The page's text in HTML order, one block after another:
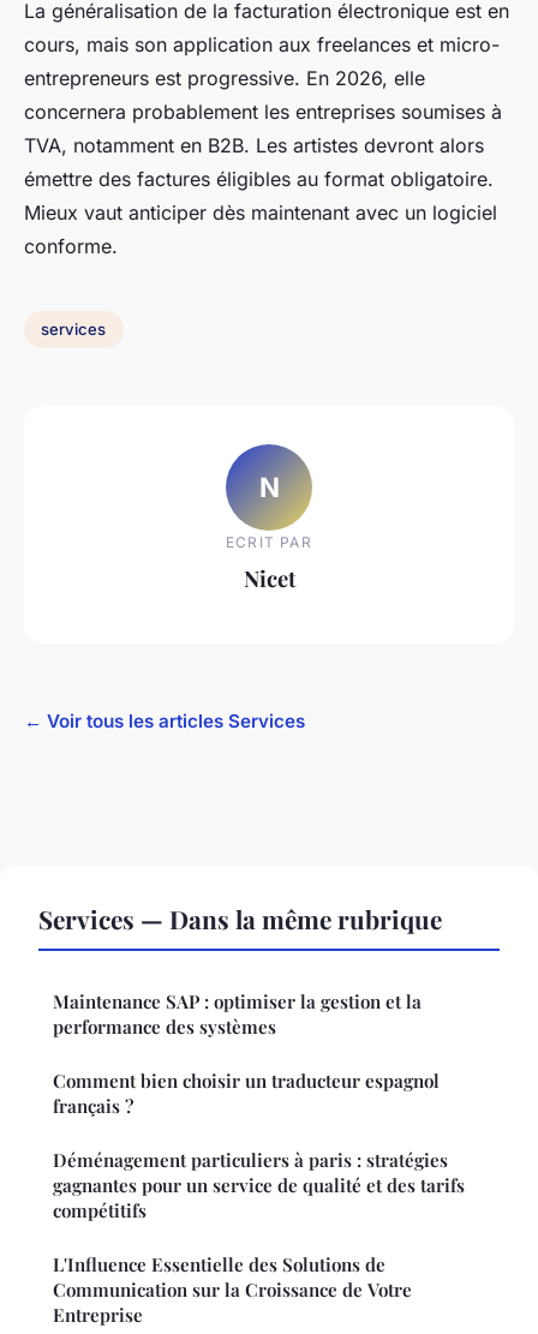
La généralisation de la facturation électronique est en
cours, mais son application aux freelances et micro-
entrepreneurs est progressive. En 2026, elle
concernera probablement les entreprises soumises à
TVA, notamment en B2B. Les artistes devront alors
émettre des factures éligibles au format obligatoire.
Mieux vaut anticiper dès maintenant avec un logiciel
conforme.
services
N
ECRIT PAR
Nicet
← Voir tous les articles Services
Services — Dans la même rubrique
Maintenance SAP : optimiser la gestion et la
performance des systèmes
Comment bien choisir un traducteur espagnol
français ?
Déménagement particuliers à paris : stratégies
gagnantes pour un service de qualité et des tarifs
compétitifs
L'Influence Essentielle des Solutions de
Communication sur la Croissance de Votre
Entreprise